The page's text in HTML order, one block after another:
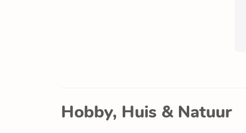
Hobby, Huis & Natuur